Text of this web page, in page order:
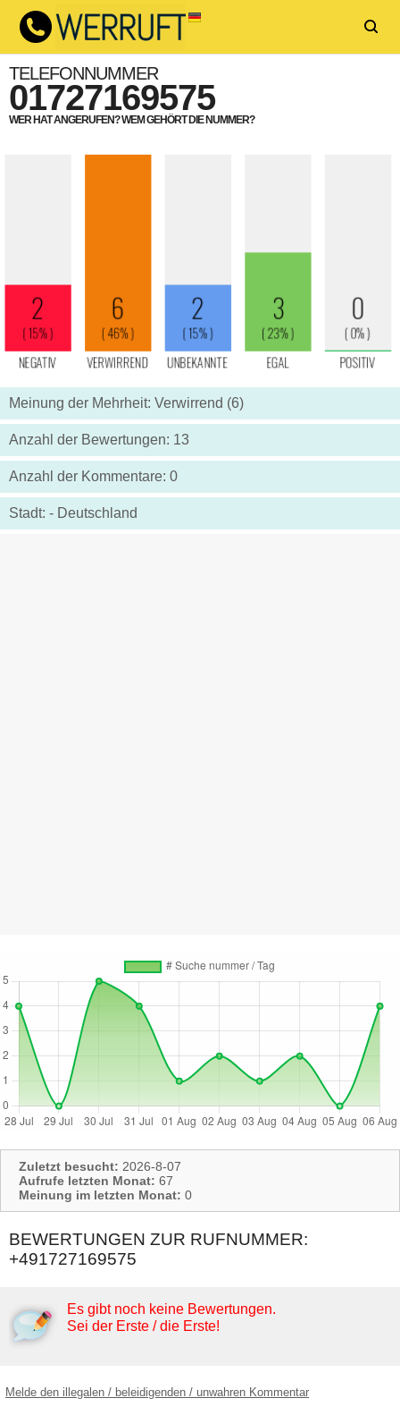
TELEFONNUMMER
01727169575
WER HAT ANGERUFEN? WEM GEHÖRT DIE NUMMER?
Meinung der Mehrheit: Verwirrend (6)
Anzahl der Bewertungen: 13
Anzahl der Kommentare: 0
Stadt: - Deutschland
Zuletzt besucht: 2026-8-07
Aufrufe letzten Monat: 67
Meinung im letzten Monat: 0
BEWERTUNGEN ZUR RUFNUMMER:
+491727169575
Es gibt noch keine Bewertungen.
Sei der Erste / die Erste!
Melde den illegalen / beleidigenden / unwahren Kommentar